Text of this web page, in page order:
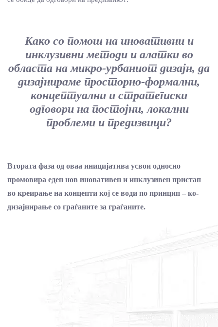
Како со помош на иновативни и
инклузивни методи и алатки во
областа на микро-урбаниот дизајн, да
дизајнираме просторно-формални,
концептуални и стратегиски
одговори на постојни, локални
проблеми и предизвици?
Втората фаза од оваа иницијатива усвои односно
промовира еден нов иновативен и инклузивен пристап
во креирање на концепти кој се води по принцип – ко-
дизајнирање со граѓаните за граѓаните.